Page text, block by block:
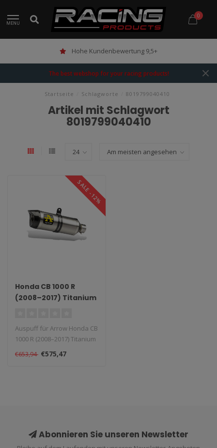
MENU
0
Hohe Kundenbewertung 9,5+
The best webshop for your racing products!
Startseite Schlagworte 8019799040410
Artikel mit Schlagwort
8019799040410
SALE -12%
Honda CB 1000 R
(2008–2017) Titanium
Auspuff für Arrow Honda CB
1000 R (2008–2017) Titanium
Works Slip-On. Typ: Wo..
€653,94 €575,47
Abonnieren Sie unseren Newsletter